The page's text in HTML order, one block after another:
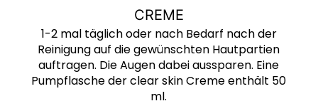
CREME
1-2 mal täglich oder nach Bedarf nach der
Reinigung auf die gewünschten Hautpartien
auftragen. Die Augen dabei aussparen. Eine
Pumpflasche der clear skin Creme enthält 50
ml.